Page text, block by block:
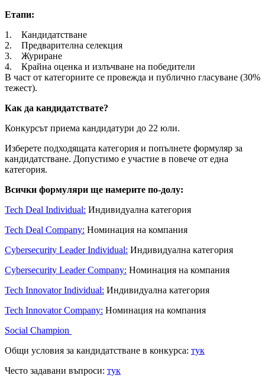
Етапи:
1. Кандидатстване
2. Предварителна селекция
3. Журиране
4. Крайна оценка и излъчване на победители
В част от категориите се провежда и публично гласуване (30%
тежест).
Как да кандидатствате?
Конкурсът приема кандидатури до 22 юли.
Изберете подходящата категория и попълнете формуляр за
кандидатстване. Допустимо е участие в повече от една
категория.
Всички формуляри ще намерите по-долу:
Tech Deal Individual: Индивидуална категория
Tech Deal Company: Номинация на компания
Cybersecurity Leader Individual: Индивидуална категория
Cybersecurity Leader Company: Номинация на компания
Tech Innovator Individual: Индивидуална категория
Tech Innovator Company: Номинация на компания
Social Champion
Общи условия за кандидатстване в конкурса: тук
Често задавани въпроси: тук